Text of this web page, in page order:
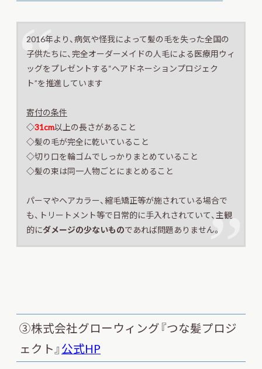
2016年より、病気や怪我によって髪の毛を失った全国の
子供たちに、完全オーダーメイドの人毛による医療用ウィ
ッグをプレゼントする“ヘアドネーションプロジェク
ト”を推進しています
寄付の条件
◇31cm以上の長さがあること
◇髪の毛が完全に乾いていること
◇切り口を輪ゴムでしっかりまとめていること
◇髪の束は同一人物ごとにまとめること
パーマやヘアカラー、縮毛矯正等が施されている場合で
も、トリートメント等で日常的に手入れされていて、主観
的にダメージの少ないものであれば問題ありません。
③株式会社グローウィング『つな髪プロジ
ェクト』公式HP